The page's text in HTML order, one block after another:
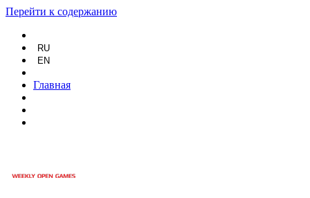
Перейти к содержанию
RU
EN
Главная